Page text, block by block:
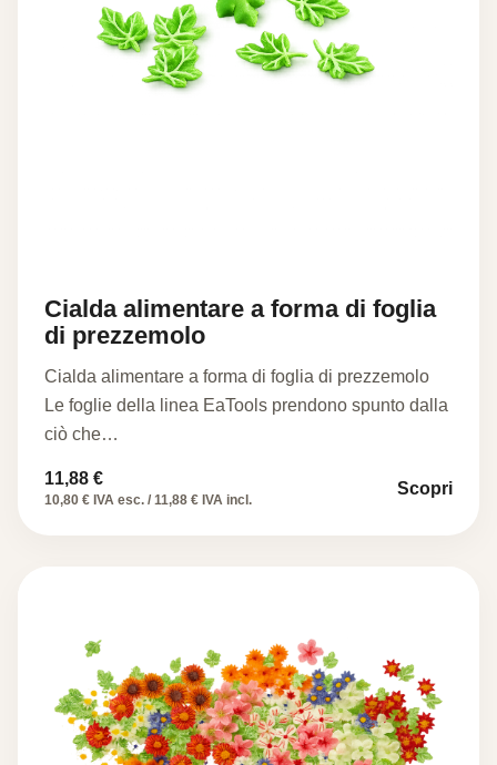
Cialda alimentare a forma di foglia
di prezzemolo
Cialda alimentare a forma di foglia di prezzemolo
Le foglie della linea EaTools prendono spunto dalla
ciò che…
11,88 €
10,80 € IVA esc. / 11,88 € IVA incl.
Scopri